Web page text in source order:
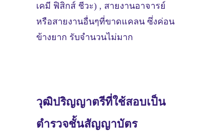
เคมี ฟิสิกส์ ชีวะ) , สายงานอาจารย์
หรือสายงานอื่นๆที่ขาดแคลน ซึ่งค่อน
ข้างยาก รับจำนวนไม่มาก
วุฒิปริญญาตรีที่ใช้สอบเป็น
ตำรวจชั้นสัญญาบัตร